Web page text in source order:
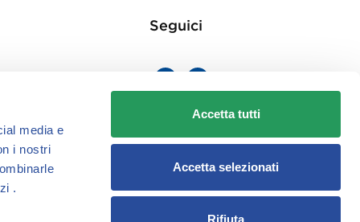
media e
i nostri
.
Accetta tutti
Accetta selezionati
Rifiuta
Seguici